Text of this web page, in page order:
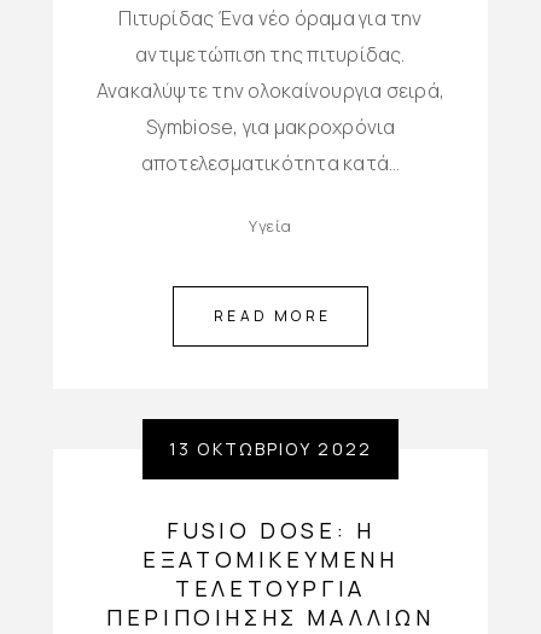
Πιτυρίδας Ένα νέο όραμα για την
αντιμετώπιση της πιτυρίδας.
Ανακαλύψτε την ολοκαίνουργια σειρά,
Symbiose, για μακροχρόνια
αποτελεσματικότητα κατά…
Υγεία
READ MORE
13 ΟΚΤΩΒΡΊΟΥ 2022
FUSIO DOSE: Η
ΕΞΑΤΟΜΙΚΕΥΜΈΝΗ
ΤΕΛΕΤΟΥΡΓΊΑ
ΠΕΡΙΠΟΊΗΣΗΣ ΜΑΛΛΙΏΝ